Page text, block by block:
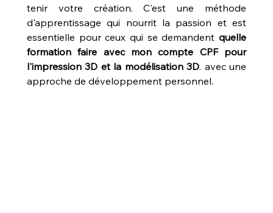
tenir votre création. C'est une méthode
d'apprentissage qui nourrit la passion et est
essentielle pour ceux qui se demandent quelle
formation faire avec mon compte CPF pour
l'impression 3D et la modélisation 3D. avec une
approche de développement personnel.